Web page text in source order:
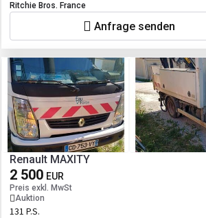
Ritchie Bros. France
Anfrage senden
Renault MAXITY
2 500 EUR
Preis exkl. MwSt
Auktion
131 P.S.